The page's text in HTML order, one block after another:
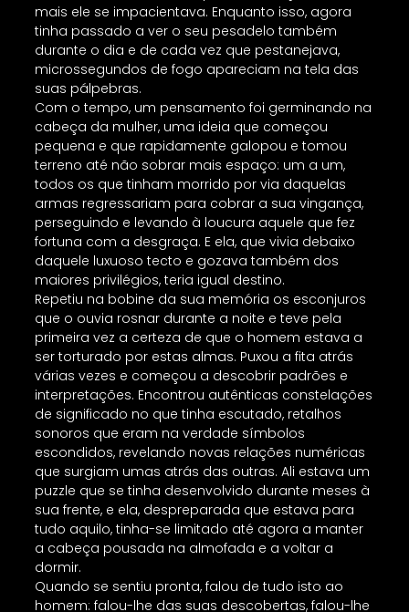
mais ele se impacientava. Enquanto isso, agora
tinha passado a ver o seu pesadelo também
durante o dia e de cada vez que pestanejava,
microssegundos de fogo apareciam na tela das
suas pálpebras.
Com o tempo, um pensamento foi germinando na
cabeça da mulher, uma ideia que começou
pequena e que rapidamente galopou e tomou
terreno até não sobrar mais espaço: um a um,
todos os que tinham morrido por via daquelas
armas regressariam para cobrar a sua vingança,
perseguindo e levando à loucura aquele que fez
fortuna com a desgraça. E ela, que vivia debaixo
daquele luxuoso tecto e gozava também dos
maiores privilégios, teria igual destino.
Repetiu na bobine da sua memória os esconjuros
que o ouvia rosnar durante a noite e teve pela
primeira vez a certeza de que o homem estava a
ser torturado por estas almas. Puxou a fita atrás
várias vezes e começou a descobrir padrões e
interpretações. Encontrou autênticas constelações
de significado no que tinha escutado, retalhos
sonoros que eram na verdade símbolos
escondidos, revelando novas relações numéricas
que surgiam umas atrás das outras. Ali estava um
puzzle que se tinha desenvolvido durante meses à
sua frente, e ela, despreparada que estava para
tudo aquilo, tinha-se limitado até agora a manter
a cabeça pousada na almofada e a voltar a
dormir.
Quando se sentiu pronta, falou de tudo isto ao
homem: falou-lhe das suas descobertas, falou-lhe